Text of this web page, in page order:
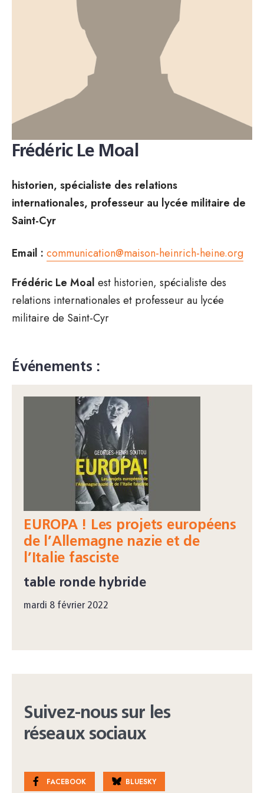
Frédéric Le Moal
historien, spécialiste des relations
internationales, professeur au lycée militaire de
Saint-Cyr
Email : communication@maison-heinrich-heine.org
Frédéric Le Moal est historien, spécialiste des
relations internationales et professeur au lycée
militaire de Saint-Cyr
Événements :
EUROPA ! Les projets européens
de l’Allemagne nazie et de
l’Italie fasciste
table ronde hybride
mardi 8 février 2022
Suivez-nous sur les
réseaux sociaux
FACEBOOK BLUESKY